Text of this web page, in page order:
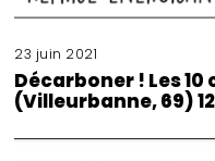
23 juin 2021
Décarboner ! Les 10
(Villeurbanne, 69)